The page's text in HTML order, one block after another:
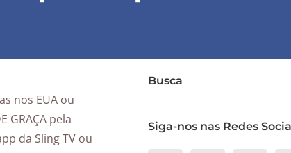
nos EUA ou
GRAÇA pela
da Sling TV ou
Busca
Siga-nos nas Redes